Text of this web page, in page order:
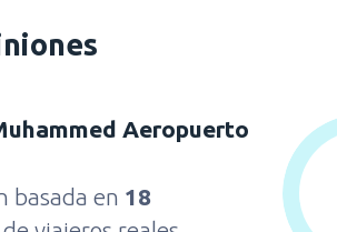
Aeropuerto
basada en 18